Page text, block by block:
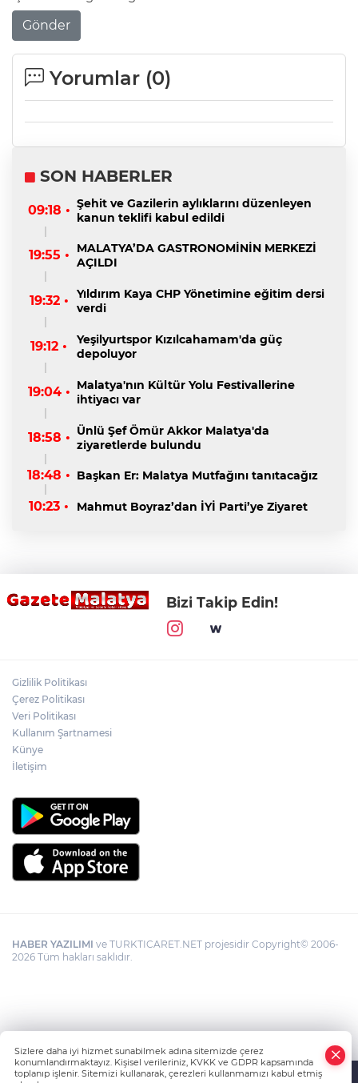
Gönder
Yorumlar (0)
SON HABERLER
09:18 • Şehit ve Gazilerin aylıklarını düzenleyen
kanun teklifi kabul edildi
19:55 •
MALATYA’DA GASTRONOMİNİN MERKEZİ
AÇILDI
19:32 •
Yıldırım Kaya CHP Yönetimine eğitim dersi
verdi
19:12 •
Yeşilyurtspor Kızılcahamam'da güç
depoluyor
19:04 • Malatya'nın Kültür Yolu Festivallerine
ihtiyacı var
18:58 • Ünlü Şef Ömür Akkor Malatya'da
ziyaretlerde bulundu
18:48 • Başkan Er: Malatya Mutfağını tanıtacağız
10:23 • Mahmut Boyraz’dan İYİ Parti’ye Ziyaret
Bizi Takip Edin!
Gizlilik Politikası
Çerez Politikası
Veri Politikası
Kullanım Şartnamesi
Künye
İletişim
HABER YAZILIMI ve TURKTICARET.NET projesidir Copyright© 2006-
2026 Tüm hakları saklıdır.
Sizlere daha iyi hizmet sunabilmek adına sitemizde çerez
konumlandırmaktayız. Kişisel verileriniz, KVKK ve GDPR kapsamında
toplanıp işlenir. Sitemizi kullanarak, çerezleri kullanmamızı kabul etmiş